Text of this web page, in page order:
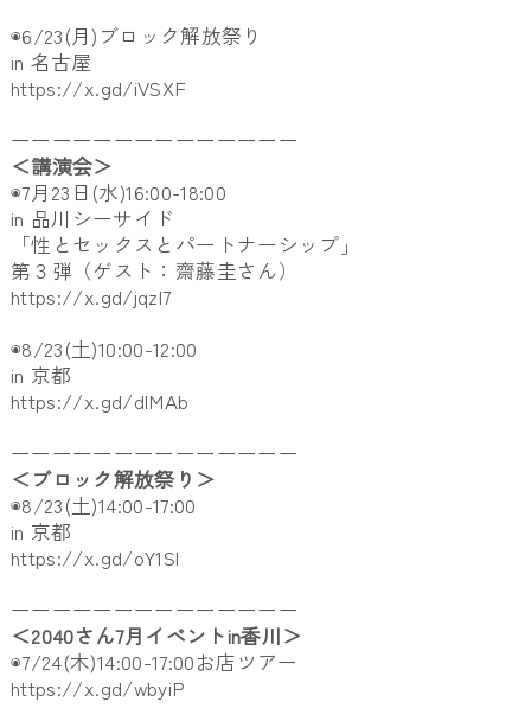
◉6/23(月)ブロック解放祭り
in 名古屋
https://x.gd/iVSXF
ーーーーーーーーーーーーーー
＜講演会＞
◉7月23日(水)16:00-18:00
in 品川シーサイド
「性とセックスとパートナーシップ」
第３弾（ゲスト：齋藤圭さん）
https://x.gd/jqzl7
◉8/23(土)10:00-12:00
in 京都
https://x.gd/dlMAb
ーーーーーーーーーーーーーー
＜ブロック解放祭り＞
◉8/23(土)14:00-17:00
in 京都
https://x.gd/oY1Sl
ーーーーーーーーーーーーーー
＜2040さん7月イベントin香川＞
◉7/24(木)14:00-17:00お店ツアー
https://x.gd/wbyiP